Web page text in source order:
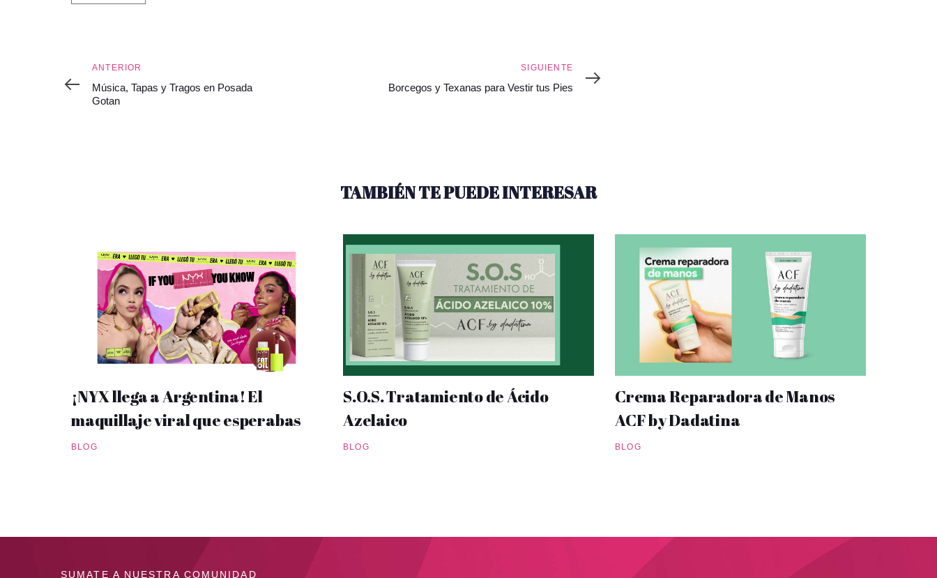
Anterior
ANTERIOR
Música, Tapas y Tragos en Posada
Gotan
SIGUIENTE
Borcegos y Texanas para Vestir tus Pies
TAMBIÉN TE PUEDE INTERESAR
¡NYX llega a Argentina! El
maquillaje viral que esperabas
BLOG
S.O.S. Tratamiento de Ácido
Azelaico
BLOG
Crema Reparadora de Manos
ACF by Dadatina
BLOG
SUMATE A NUESTRA COMUNIDAD